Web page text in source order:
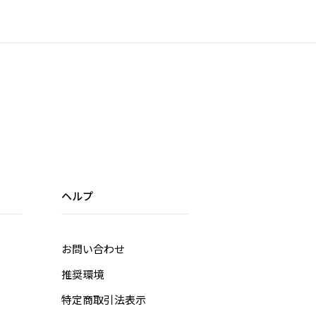
ヘルプ
お問い合わせ
推奨環境
特定商取引法表示